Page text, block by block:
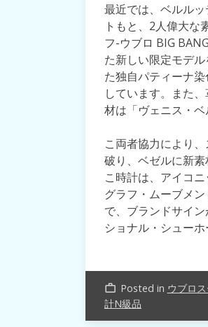
最近では、ベルル
トもと、2人偉大な
フ-ウブロ BIG
た新しい限定モデ
た独自パティーナ
しています。また
材は「ヴェニス・
こ両者協力により
破り、ベゼルに新
こ時計は、アイコ
グラフ・ムーブメ
で、ブランドサイ
ショナル・シュー
work_outline Posted in ウブロ
計N級品